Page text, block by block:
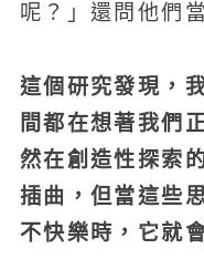
呢？」還問他們
這個研究發現，
間都在想著我們
然在創造性探索
插曲，但當這些
不快樂時，它就